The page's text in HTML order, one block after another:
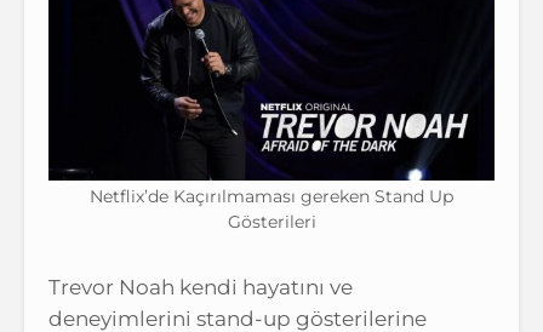
Netflix’de Kaçırılmaması gereken Stand Up
Gösterileri
Trevor Noah kendi hayatını ve
deneyimlerini stand-up gösterilerine